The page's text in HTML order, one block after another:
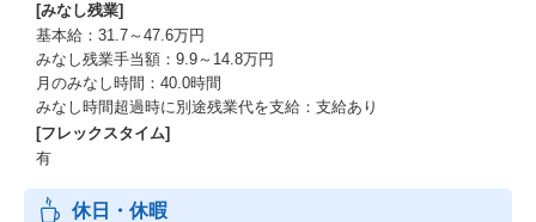
[みなし残業]
基本給：31.7～47.6万円
みなし残業手当額：9.9～14.8万円
月のみなし時間：40.0時間
みなし時間超過時に別途残業代を支給：支給あり
[フレックスタイム]
有
休日・休暇